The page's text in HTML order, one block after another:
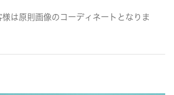
は原則画像のコーディネートとなりま